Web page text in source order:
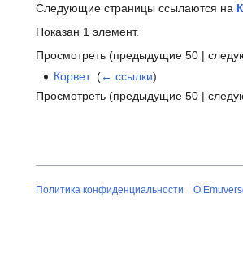
Следующие страницы ссылаются на
Показан 1 элемент.
Просмотреть (предыдущие 50 |
Корвет‎(← ссылки)
Просмотреть (предыдущие 50 |
Политика конфиденциальности О